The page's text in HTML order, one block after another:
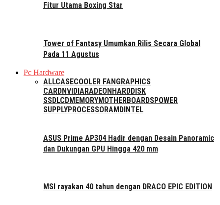
Fitur Utama Boxing Star
Tower of Fantasy Umumkan Rilis Secara Global
Pada 11 Agustus
Pc Hardware
ALLCASECOOLER FAN GRAPHICS
CARDNVIDIARADEON HARDDISK
SSDLCDMEMORYMOTHERBOARDSPOWER
SUPPLYPROCESSORAMD INTEL
ASUS Prime AP304 Hadir dengan Desain Panoramic
dan Dukungan GPU Hingga 420 mm
MSI rayakan 40 tahun dengan DRACO EPIC EDITION